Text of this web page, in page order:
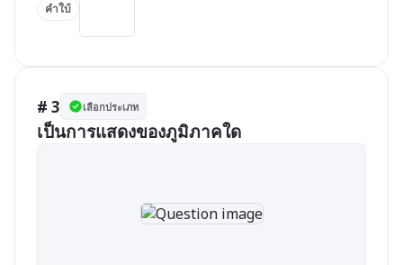
คำใบ้
# 3 เลือกประเภท
เป็นการแสดงของภูมิภาคใด